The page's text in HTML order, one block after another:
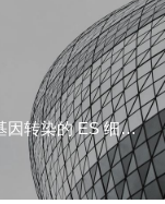
的 ES 细胞生长与分化特性的研究